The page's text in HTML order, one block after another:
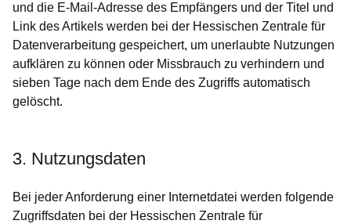
und die E-Mail-Adresse des Empfängers und der Titel und
Link des Artikels werden bei der Hessischen Zentrale für
Datenverarbeitung gespeichert, um unerlaubte Nutzungen
aufklären zu können oder Missbrauch zu verhindern und
sieben Tage nach dem Ende des Zugriffs automatisch
gelöscht.
3. Nutzungsdaten
Bei jeder Anforderung einer Internetdatei werden folgende
Zugriffsdaten bei der Hessischen Zentrale für